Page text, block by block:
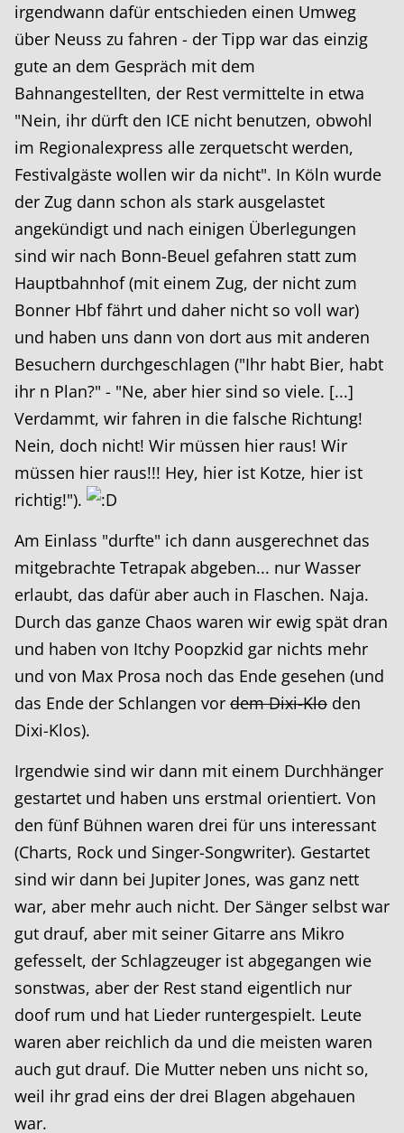
irgendwann dafür entschieden einen Umweg
über Neuss zu fahren - der Tipp war das einzig
gute an dem Gespräch mit dem
Bahnangestellten, der Rest vermittelte in etwa
"Nein, ihr dürft den ICE nicht benutzen, obwohl
im Regionalexpress alle zerquetscht werden,
Festivalgäste wollen wir da nicht". In Köln wurde
der Zug dann schon als stark ausgelastet
angekündigt und nach einigen Überlegungen
sind wir nach Bonn-Beuel gefahren statt zum
Hauptbahnhof (mit einem Zug, der nicht zum
Bonner Hbf fährt und daher nicht so voll war)
und haben uns dann von dort aus mit anderen
Besuchern durchgeschlagen ("Ihr habt Bier, habt
ihr n Plan?" - "Ne, aber hier sind so viele. [...]
Verdammt, wir fahren in die falsche Richtung!
Nein, doch nicht! Wir müssen hier raus! Wir
müssen hier raus!!! Hey, hier ist Kotze, hier ist
richtig!").
Am Einlass "durfte" ich dann ausgerechnet das
mitgebrachte Tetrapak abgeben... nur Wasser
erlaubt, das dafür aber auch in Flaschen. Naja.
Durch das ganze Chaos waren wir ewig spät dran
und haben von Itchy Poopzkid gar nichts mehr
und von Max Prosa noch das Ende gesehen (und
das Ende der Schlangen vor dem Dixi-Klo den
Dixi-Klos).
Irgendwie sind wir dann mit einem Durchhänger
gestartet und haben uns erstmal orientiert. Von
den fünf Bühnen waren drei für uns interessant
(Charts, Rock und Singer-Songwriter). Gestartet
sind wir dann bei Jupiter Jones, was ganz nett
war, aber mehr auch nicht. Der Sänger selbst war
gut drauf, aber mit seiner Gitarre ans Mikro
gefesselt, der Schlagzeuger ist abgegangen wie
sonstwas, aber der Rest stand eigentlich nur
doof rum und hat Lieder runtergespielt. Leute
waren aber reichlich da und die meisten waren
auch gut drauf. Die Mutter neben uns nicht so,
weil ihr grad eins der drei Blagen abgehauen
war.